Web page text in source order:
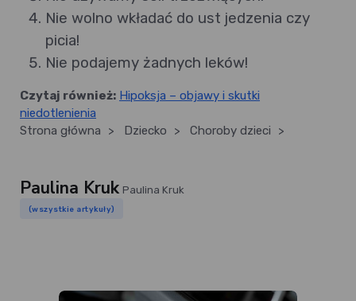
Nie wolno wkładać do ust jedzenia czy
picia!
Nie podajemy żadnych leków!
Czytaj również: Hipoksja – objawy i skutki
niedotlenienia
Strona główna
> Dziecko > Choroby dzieci >
Paulina Kruk Paulina Kruk
(wszystkie artykuły)